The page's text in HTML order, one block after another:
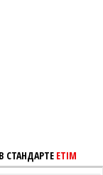
СТАНДАРТЕ ETIM